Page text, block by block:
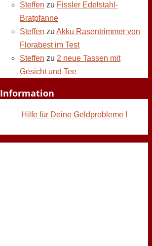
Steffen zu Fissler Edelstahl-
Bratpfanne
Steffen zu Akku Rasentrimmer von
Florabest im Test
Steffen zu 2 neue Tassen mit
Gesicht und Tee
Information
Hilfe für Deine Geldprobleme !